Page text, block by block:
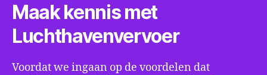
Maak kennis met
Luchthavenvervoer
Voordat we ingaan op de voordelen dat